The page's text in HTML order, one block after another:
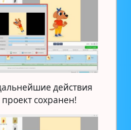
действия
сохранен!